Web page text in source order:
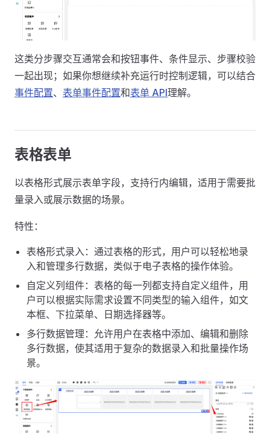
这类分步骤交互通常会和按钮事件、条件显示、步骤校验
一起出现；如果你想继续补充运行时控制逻辑，可以结合
事件配置、 表单事件配置和表单 API理解。
表格表单
以表格形式展示表单字段，支持行内编辑，适用于需要批
量录入或展示数据的场景。
特性：
表格形式录入：通过表格的形式，用户可以轻松地录
入和管理多行数据，类似于电子表格的操作体验。
自定义列组件：表格的每一列都支持自定义组件，用
户可以根据实际需求设置不同类型的输入组件，如文
本框、下拉菜单、日期选择器等。
多行数据管理：允许用户在表格中添加、编辑和删除
多行数据，使其适用于复杂的数据录入和批量操作场
景。